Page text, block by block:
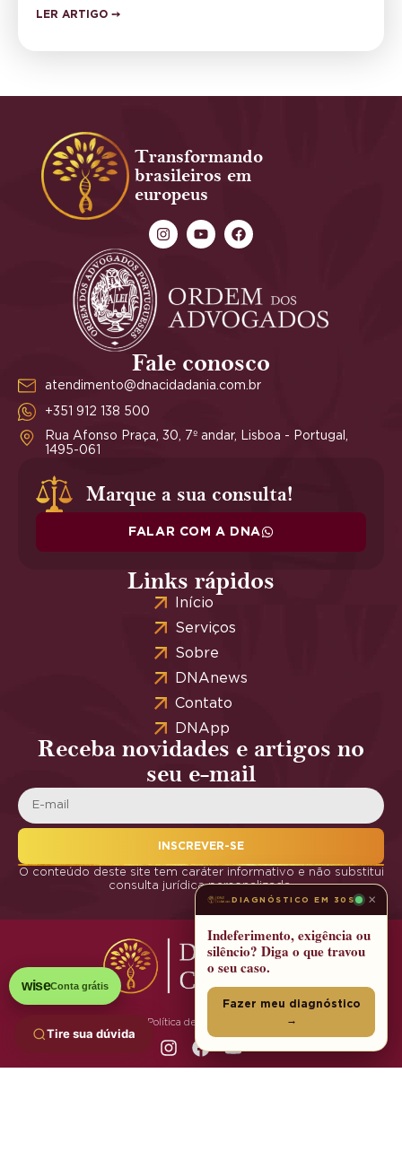
LER ARTIGO ➙
Transformando
brasileiros em
europeus
Fale conosco
atendimento@dnacidadania.com.br
+351 912 138 500
Rua Afonso Praça, 30, 7º andar, Lisboa - Portugal,
1495-061
Marque a sua consulta!
FALAR COM A DNA
Links rápidos
Início
Serviços
Sobre
DNAnews
Contato
DNApp
Receba novidades e artigos no
seu e-mail
INSCREVER-SE
O conteúdo deste site tem caráter informativo e não substitui
consulta jurídica personalizada.
Política de Privacidade
DIAGNÓSTICO EM 30S ×
Indeferimento, exigência ou
silêncio? Diga o que travou
o seu caso.
Fazer meu diagnóstico
→
wiseConta grátis
Tire sua dúvida